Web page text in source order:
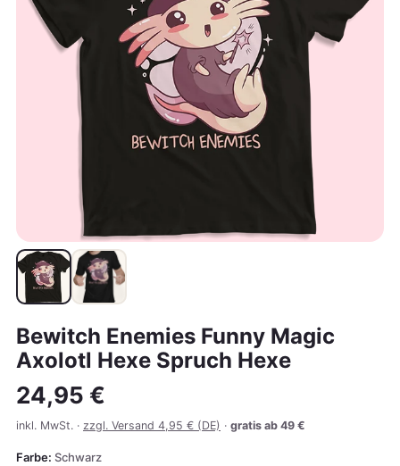
Bewitch Enemies Funny Magic
Axolotl Hexe Spruch Hexe
24,95 €
inkl. MwSt. · zzgl. Versand 4,95 € (DE) · gratis ab 49 €
Farbe: Schwarz